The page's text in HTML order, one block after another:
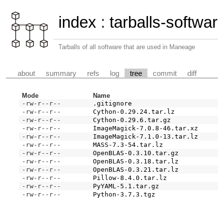
index : tarballs-
Tarballs of all software that are used in Maneage
about summary refs log tree commit diff
Mode
Name
-rw-r--r--
.gitignore
-rw-r--r--
Cython-0.29.24.tar.lz
-rw-r--r--
Cython-0.29.6.tar.gz
-rw-r--r--
ImageMagick-7.0.8-46.tar.xz
-rw-r--r--
ImageMagick-7.1.0-13.tar.lz
-rw-r--r--
MASS-7.3-54.tar.lz
-rw-r--r--
OpenBLAS-0.3.10.tar.gz
-rw-r--r--
OpenBLAS-0.3.18.tar.lz
-rw-r--r--
OpenBLAS-0.3.21.tar.lz
-rw-r--r--
Pillow-8.4.0.tar.lz
-rw-r--r--
PyYAML-5.1.tar.gz
-rw-r--r--
Python-3.7.3.tgz